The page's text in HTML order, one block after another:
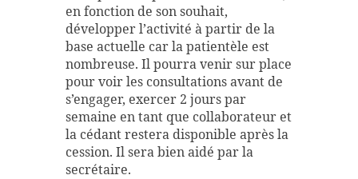
en fonction de son souhait,
développer l’activité à partir de la
base actuelle car la patientèle est
nombreuse. Il pourra venir sur place
pour voir les consultations avant de
s’engager, exercer 2 jours par
semaine en tant que collaborateur et
la cédant restera disponible après la
cession. Il sera bien aidé par la
secrétaire.